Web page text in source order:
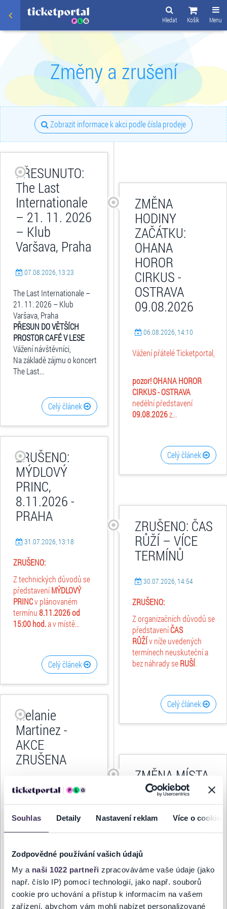
Souhlas Detaily Nastavení reklam Více o cookies
Zodpovědné používání vašich údajů
My a naši 1022 partneři zpracováváme vaše údaje (jako
např. číslo IP) pomocí technologií, jako např. souborů
cookie pro uchování a přístup k informacím na vašem
zařízení, abychom vám mohli nabízet personalizované
Menu
Košík
Hledat
Změny a zrušení
Zobrazit informace k akci podle čísla prodeje
PŘESUNUTO:
The Last
Internationale
– 21. 11. 2026
– Klub
Varšava, Praha
07.08.2026, 13:23
The Last Internationale –
21. 11. 2026 – Klub
Varšava, Praha
PŘESUN DO VĚTŠÍCH
PROSTOR CAFÉ V LESE
Vážení návštěvníci,
Na základě zájmu o koncert
The Last...
Celý článek
ZMĚNA
HODINY
ZAČÁTKU:
OHANA
HOROR
CIRKUS -
OSTRAVA
09.08.2026
06.08.2026, 14:10
Vážení přátelé Ticketportal,
pozor! OHANA HOROR
CIRKUS - OSTRAVA
nedělní představení
09.08.2026z...
Celý článek
ZRUŠENO:
MÝDLOVÝ
PRINC,
8.11.2026 -
PRAHA
31.07.2026, 13:18
ZRUŠENO:
Z technických důvodů se
představeníMÝDLOVÝ
PRINCv plánovaném
termínu8.11.2026od
15:00 hod.a v místě...
Celý článek
ZRUŠENO: ČAS
RŮŽÍ – VÍCE
TERMÍNŮ
30.07.2026, 14:54
ZRUŠENO:
Z organizačních důvodů se
představeníČAS
RŮŽÍv níže uvedených
termínech neuskuteční a
bez náhrady seRUŠÍ.
Celý článek
Melanie
Martinez -
AKCE
ZRUŠENA
29.07.2026, 16:00
Vážení návštěvníci,
Koncert Melanie Martinez
(24. 9. 2026 - Praha, O2
bez náhradního termínu.
Vyjádření umělce:...
ZMĚNA MÍSTA
KONÁNÍ: 35.
KYTAROVÝ
FESTIVAL
BRNO 2026 -
VÍCE TERMÍNŮ
24.07.2026, 16:15
ZMĚNA: